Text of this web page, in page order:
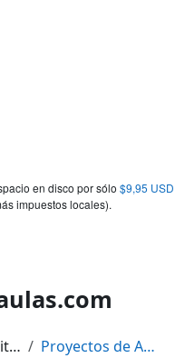
en disco por sólo $9,95 USD
impuestos locales).
Páginas del sitio Proyectos de Aula